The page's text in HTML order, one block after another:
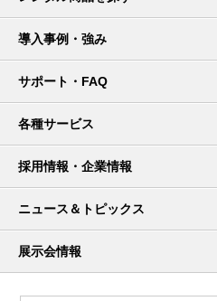
導入事例・強み
サポート・FAQ
各種サービス
採用情報・企業情報
ニュース＆トピックス
展示会情報